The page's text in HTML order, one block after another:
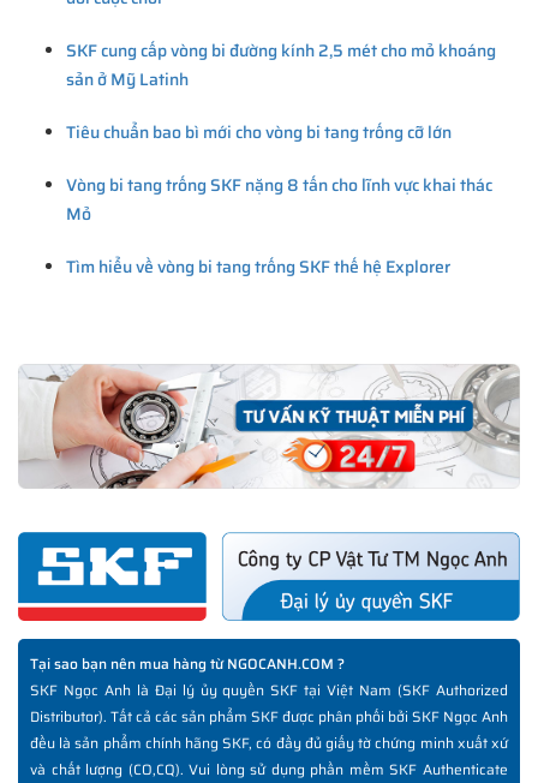
SKF cung cấp vòng bi đường kính 2,5 mét cho mỏ khoáng
sản ở Mỹ Latinh
Tiêu chuẩn bao bì mới cho vòng bi tang trống cỡ lớn
Vòng bi tang trống SKF nặng 8 tấn cho lĩnh vực khai thác
Mỏ
Tìm hiểu về vòng bi tang trống SKF thế hệ Explorer
Tại sao bạn nên mua hàng từ NGOCANH.COM ?
SKF Ngọc Anh là Đại lý ủy quyền SKF tại Việt Nam (SKF Authorized
Distributor). Tất cả các sản phẩm SKF được phân phối bởi SKF Ngọc Anh
đều là sản phẩm chính hãng SKF, có đầy đủ giấy tờ chứng minh xuất xứ
và chất lượng (CO,CQ). Vui lòng sử dụng phần mềm SKF Authenticate